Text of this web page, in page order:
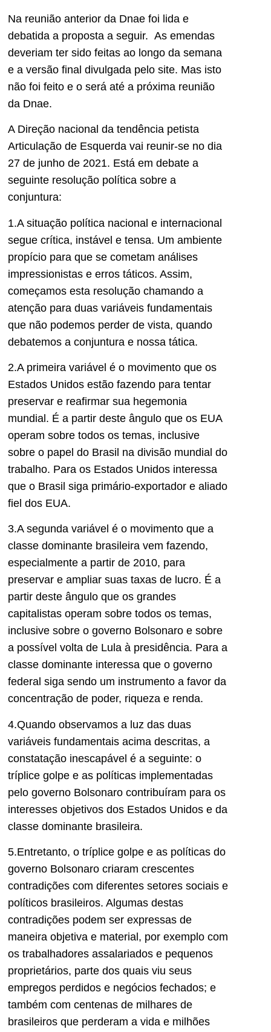
Na reunião anterior da Dnae foi lida e
debatida a proposta a seguir. As emendas
deveriam ter sido feitas ao longo da semana
e a versão final divulgada pelo site. Mas isto
não foi feito e o será até a próxima reunião
da Dnae.
A Direção nacional da tendência petista
Articulação de Esquerda vai reunir-se no dia
27 de junho de 2021. Está em debate a
seguinte resolução política sobre a
conjuntura:
1.A situação política nacional e internacional
segue crítica, instável e tensa. Um ambiente
propício para que se cometam análises
impressionistas e erros táticos. Assim,
começamos esta resolução chamando a
atenção para duas variáveis fundamentais
que não podemos perder de vista, quando
debatemos a conjuntura e nossa tática.
2.A primeira variável é o movimento que os
Estados Unidos estão fazendo para tentar
preservar e reafirmar sua hegemonia
mundial. É a partir deste ângulo que os EUA
operam sobre todos os temas, inclusive
sobre o papel do Brasil na divisão mundial do
trabalho. Para os Estados Unidos interessa
que o Brasil siga primário-exportador e aliado
fiel dos EUA.
3.A segunda variável é o movimento que a
classe dominante brasileira vem fazendo,
especialmente a partir de 2010, para
preservar e ampliar suas taxas de lucro. É a
partir deste ângulo que os grandes
capitalistas operam sobre todos os temas,
inclusive sobre o governo Bolsonaro e sobre
a possível volta de Lula à presidência. Para a
classe dominante interessa que o governo
federal siga sendo um instrumento a favor da
concentração de poder, riqueza e renda.
4.Quando observamos a luz das duas
variáveis fundamentais acima descritas, a
constatação inescapável é a seguinte: o
tríplice golpe e as políticas implementadas
pelo governo Bolsonaro contribuíram para os
interesses objetivos dos Estados Unidos e da
classe dominante brasileira.
5.Entretanto, o tríplice golpe e as políticas do
governo Bolsonaro criaram crescentes
contradições com diferentes setores sociais e
políticos brasileiros. Algumas destas
contradições podem ser expressas de
maneira objetiva e material, por exemplo com
os trabalhadores assalariados e pequenos
proprietários, parte dos quais viu seus
empregos perdidos e negócios fechados; e
também com centenas de milhares de
brasileiros que perderam a vida e milhões